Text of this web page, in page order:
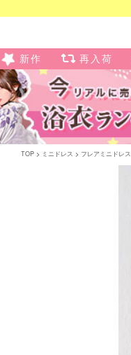
新作 再入荷
TOP ミニドレス フレアミニドレス